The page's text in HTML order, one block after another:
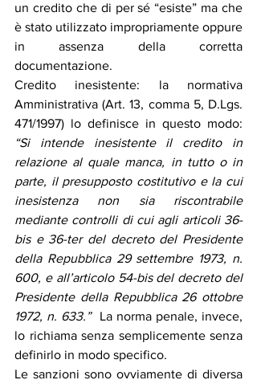
un credito che di per sé “esiste” ma che
è stato utilizzato impropriamente oppure
in assenza della corretta
documentazione.
Credito inesistente: la normativa
Amministrativa (Art. 13, comma 5, D.Lgs.
“Si intende inesistente il credito in
relazione al quale manca, in tutto o in
parte, il presupposto costitutivo e la cui
inesistenza non sia riscontrabile
mediante controlli di cui agli articoli 36-
bis e 36-ter del decreto del Presidente
della Repubblica 29 settembre 1973, n.
600, e all’articolo 54-bis del decreto del
Presidente della Repubblica 26 ottobre
1972, n. 633.”
  La norma penale, invece,
lo richiama senza semplicemente senza
definirlo in modo specifico.
Le sanzioni sono ovviamente di diversa